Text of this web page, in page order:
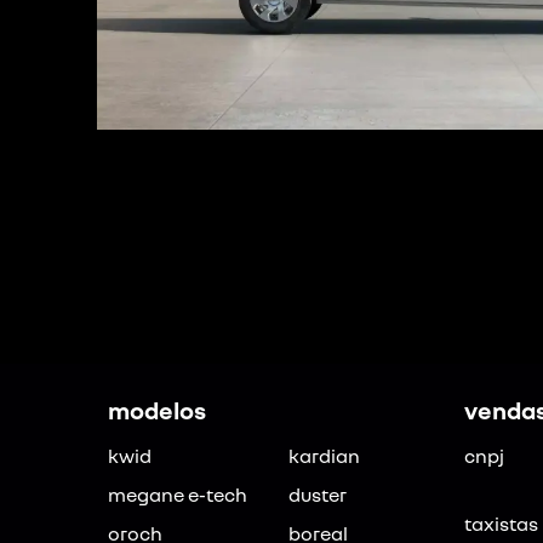
modelos
kwid
kardian
megane e-tech
duster
oroch
boreal
cnpj
taxistas